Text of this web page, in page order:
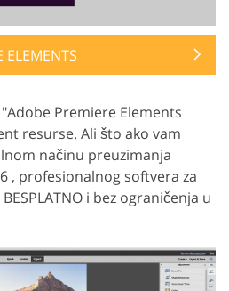
ELEMENTS
Premiere Elements
resurse. Ali što ako vam
načinu preuzimanja
, profesionalnog softvera za
i bez ograničenja u